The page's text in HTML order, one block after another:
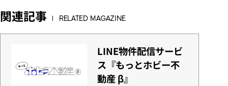
関連記事 RELATED MAGAZINE
LINE物件配信サービ
ス『もっとホビー不
動産 β』